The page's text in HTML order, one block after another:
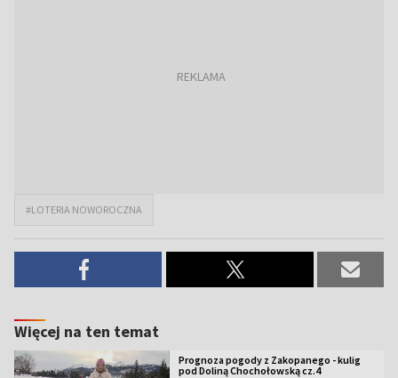
#LOTERIA NOWOROCZNA
Więcej na ten temat
Prognoza pogody z Zakopanego - kulig
pod Doliną Chochołowską cz.4